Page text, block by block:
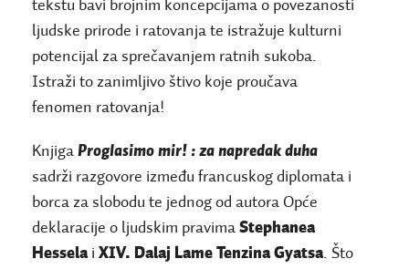
tekstu bavi brojnim koncepcijama o povezanosti
ljudske prirode i ratovanja te istražuje kulturni
potencijal za sprečavanjem ratnih sukoba.
Istraži to zanimljivo štivo koje proučava
fenomen ratovanja!
KnjigaProglasimo mir! : za napredak duha
sadrži razgovore između francuskog diplomata i
borca za slobodu te jednog od autora Opće
deklaracije o ljudskim pravima Stephanea
HesselaiXIV. Dalaj Lame Tenzina Gyatsa. Što